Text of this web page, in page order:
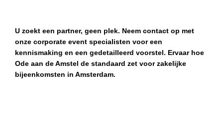
U zoekt een partner, geen plek. Neem contact op met
onze corporate event specialisten voor een
kennismaking en een gedetailleerd voorstel. Ervaar hoe
Ode aan de Amstel de standaard zet voor zakelijke
bijeenkomsten in Amsterdam.